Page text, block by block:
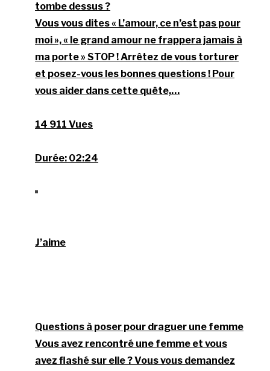
tombe dessus ?
Vous vous dites « L’amour, ce n’est pas pour
moi », « le grand amour ne frappera jamais à
ma porte » STOP ! Arrêtez de vous torturer
et posez-vous les bonnes questions ! Pour
vous aider dans cette quête,…
14 911 Vues
Durée: 02:24
J’aime
Questions à poser pour draguer une femme
Vous avez rencontré une femme et vous
avez flashé sur elle ? Vous vous demandez